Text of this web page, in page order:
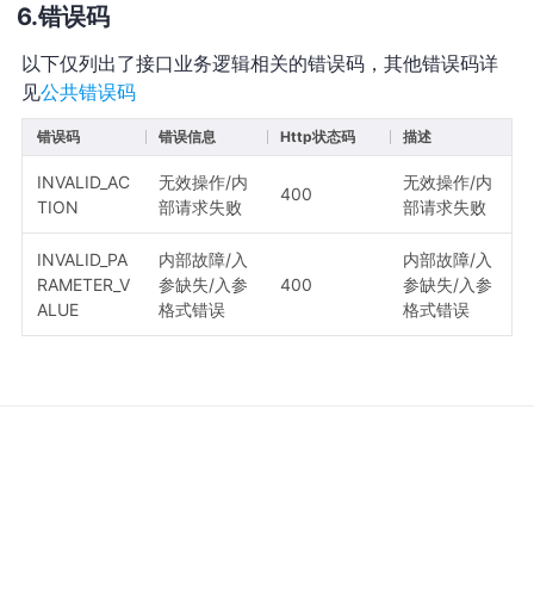
错误码
以下仅列出了接口业务逻辑相关的错误码，其他错误码详
见公共错误码
错误码 错误信息 Http状态码 描述
INVALID_AC
TION
无效操作/内
部请求失败
400
无效操作/内
部请求失败
INVALID_PA
RAMETER_V
ALUE
内部故障/入
参缺失/入参
格式错误
400
内部故障/入
参缺失/入参
格式错误